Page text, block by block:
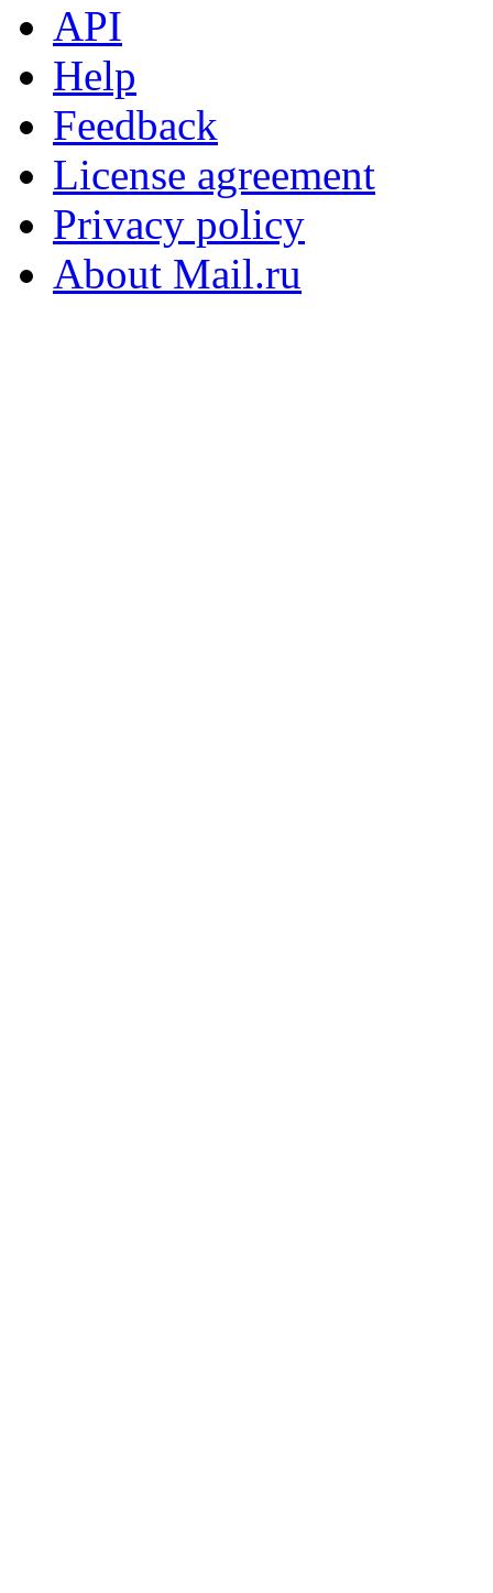
API
Help
Feedback
License agreement
Privacy policy
About Mail.ru